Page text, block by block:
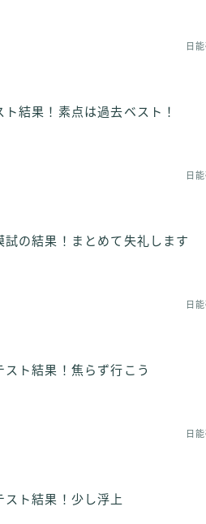
日
結果！素点は過去ベスト！
日
試の結果！まとめて失礼します
日
スト結果！焦らず行こう
日
スト結果！少し浮上